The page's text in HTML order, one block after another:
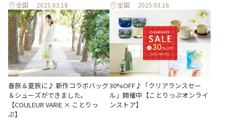
全国 2025.03.18 全国 2025.03.16
春旅＆夏旅に♪ 新作コラボバッグ
＆シューズができました。
【COULEUR VARIE × ことりっ
ぷ】
30%OFF♪「クリアランスセー
ル」開催中【ことりっぷオンライ
ンストア】